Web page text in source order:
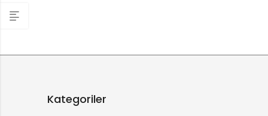
Kategoriler